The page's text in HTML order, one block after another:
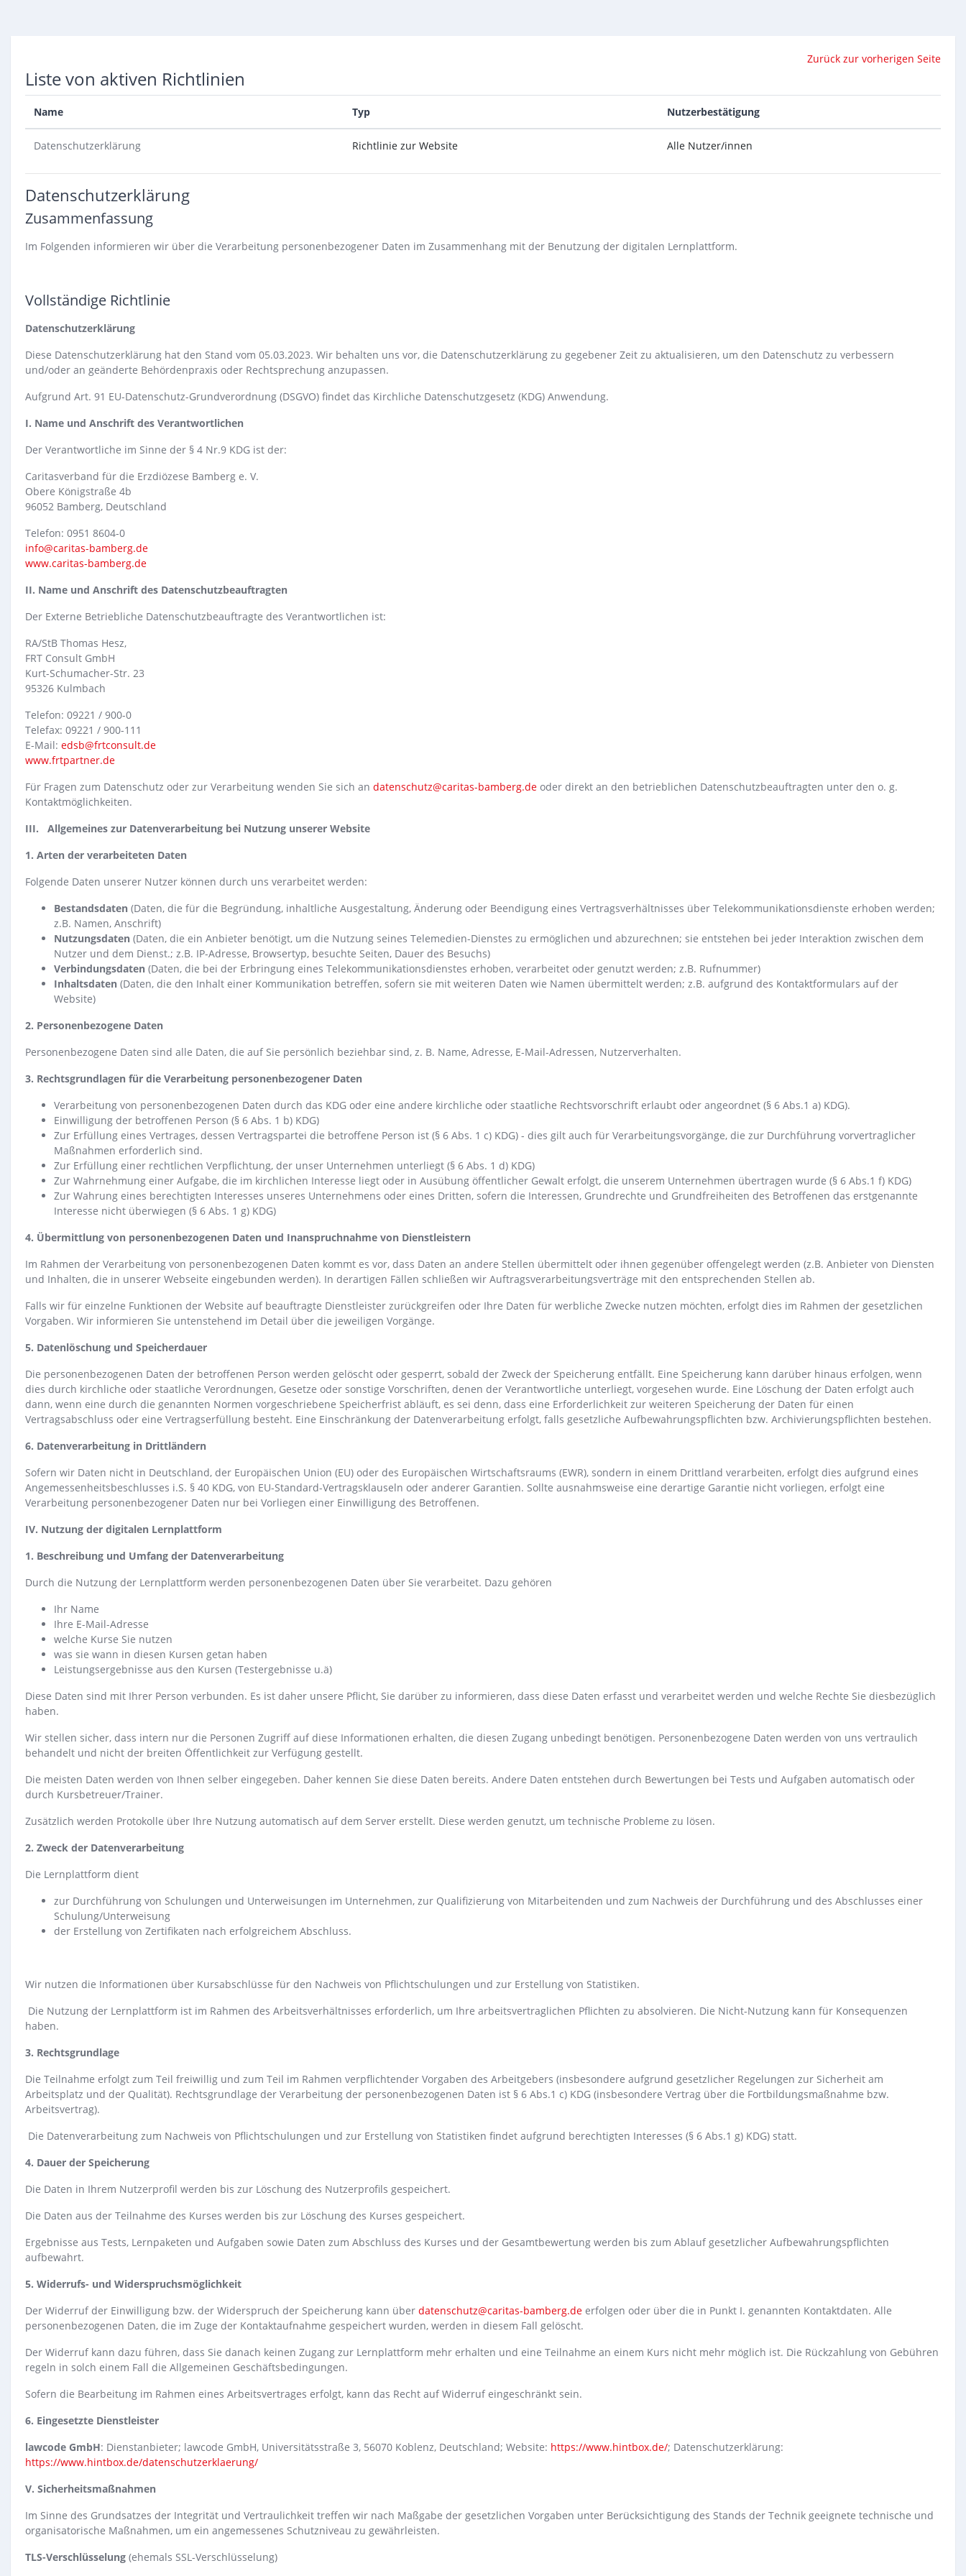
Zurück zur vorherigen Seite
Liste von aktiven Richtlinien
Name Typ Nutzerbestätigung
Datenschutzerklärung Richtlinie zur Website Alle Nutzer/innen
Datenschutzerklärung
Zusammenfassung
Im Folgenden informieren wir über die Verarbeitung personenbezogener Daten im Zusammenhang mit der Benutzung der digitalen Lernplattform.
Vollständige Richtlinie
Datenschutzerklärung
Diese Datenschutzerklärung hat den Stand vom 05.03.2023. Wir behalten uns vor, die Datenschutzerklärung zu gegebener Zeit zu aktualisieren, um den Datenschutz zu verbessern
und/oder an geänderte Behördenpraxis oder Rechtsprechung anzupassen.
Aufgrund Art. 91 EU-Datenschutz-Grundverordnung (DSGVO) findet das Kirchliche Datenschutzgesetz (KDG) Anwendung.
I. Name und Anschrift des Verantwortlichen
Der Verantwortliche im Sinne der § 4 Nr.9 KDG ist der:
Caritasverband für die Erzdiözese Bamberg e. V.
Obere Königstraße 4b
96052 Bamberg, Deutschland
Telefon: 0951 8604-0
info@caritas-bamberg.de
www.caritas-bamberg.de
II. Name und Anschrift des Datenschutzbeauftragten
Der Externe Betriebliche Datenschutzbeauftragte des Verantwortlichen ist:
RA/StB Thomas Hesz,
FRT Consult GmbH
Kurt-Schumacher-Str. 23
95326 Kulmbach
Telefon: 09221 / 900-0
Telefax: 09221 / 900-111
E-Mail: edsb@frtconsult.de
www.frtpartner.de
Für Fragen zum Datenschutz oder zur Verarbeitung wenden Sie sich an datenschutz@caritas-bamberg.de oder direkt an den betrieblichen Datenschutzbeauftragten unter den o. g.
Kontaktmöglichkeiten.
III. Allgemeines zur Datenverarbeitung bei Nutzung unserer Website
1. Arten der verarbeiteten Daten
Folgende Daten unserer Nutzer können durch uns verarbeitet werden:
Bestandsdaten (Daten, die für die Begründung, inhaltliche Ausgestaltung, Änderung oder Beendigung eines Vertragsverhältnisses über Telekommunikationsdienste erhoben werden;
z.B. Namen, Anschrift)
Nutzungsdaten (Daten, die ein Anbieter benötigt, um die Nutzung seines Telemedien-Dienstes zu ermöglichen und abzurechnen; sie entstehen bei jeder Interaktion zwischen dem
Nutzer und dem Dienst.; z.B. IP-Adresse, Browsertyp, besuchte Seiten, Dauer des Besuchs)
Verbindungsdaten (Daten, die bei der Erbringung eines Telekommunikationsdienstes erhoben, verarbeitet oder genutzt werden; z.B. Rufnummer)
Inhaltsdaten (Daten, die den Inhalt einer Kommunikation betreffen, sofern sie mit weiteren Daten wie Namen übermittelt werden; z.B. aufgrund des Kontaktformulars auf der
Website)
2. Personenbezogene Daten
Personenbezogene Daten sind alle Daten, die auf Sie persönlich beziehbar sind, z. B. Name, Adresse, E-Mail-Adressen, Nutzerverhalten.
3. Rechtsgrundlagen für die Verarbeitung personenbezogener Daten
Verarbeitung von personenbezogenen Daten durch das KDG oder eine andere kirchliche oder staatliche Rechtsvorschrift erlaubt oder angeordnet (§ 6 Abs.1 a) KDG).
Einwilligung der betroffenen Person (§ 6 Abs. 1 b) KDG)
Zur Erfüllung eines Vertrages, dessen Vertragspartei die betroffene Person ist (§ 6 Abs. 1 c) KDG) - dies gilt auch für Verarbeitungsvorgänge, die zur Durchführung vorvertraglicher
Maßnahmen erforderlich sind.
Zur Erfüllung einer rechtlichen Verpflichtung, der unser Unternehmen unterliegt (§ 6 Abs. 1 d) KDG)
Zur Wahrnehmung einer Aufgabe, die im kirchlichen Interesse liegt oder in Ausübung öffentlicher Gewalt erfolgt, die unserem Unternehmen übertragen wurde (§ 6 Abs.1 f) KDG)
Zur Wahrung eines berechtigten Interesses unseres Unternehmens oder eines Dritten, sofern die Interessen, Grundrechte und Grundfreiheiten des Betroffenen das erstgenannte
Interesse nicht überwiegen (§ 6 Abs. 1 g) KDG)
4. Übermittlung von personenbezogenen Daten und Inanspruchnahme von Dienstleistern
Im Rahmen der Verarbeitung von personenbezogenen Daten kommt es vor, dass Daten an andere Stellen übermittelt oder ihnen gegenüber offengelegt werden (z.B. Anbieter von Diensten
und Inhalten, die in unserer Webseite eingebunden werden). In derartigen Fällen schließen wir Auftragsverarbeitungsverträge mit den entsprechenden Stellen ab.
Falls wir für einzelne Funktionen der Website auf beauftragte Dienstleister zurückgreifen oder Ihre Daten für werbliche Zwecke nutzen möchten, erfolgt dies im Rahmen der gesetzlichen
Vorgaben. Wir informieren Sie untenstehend im Detail über die jeweiligen Vorgänge.
5. Datenlöschung und Speicherdauer
Die personenbezogenen Daten der betroffenen Person werden gelöscht oder gesperrt, sobald der Zweck der Speicherung entfällt. Eine Speicherung kann darüber hinaus erfolgen, wenn
dies durch kirchliche oder staatliche Verordnungen, Gesetze oder sonstige Vorschriften, denen der Verantwortliche unterliegt, vorgesehen wurde. Eine Löschung der Daten erfolgt auch
dann, wenn eine durch die genannten Normen vorgeschriebene Speicherfrist abläuft, es sei denn, dass eine Erforderlichkeit zur weiteren Speicherung der Daten für einen
Vertragsabschluss oder eine Vertragserfüllung besteht. Eine Einschränkung der Datenverarbeitung erfolgt, falls gesetzliche Aufbewahrungspflichten bzw. Archivierungspflichten bestehen.
6. Datenverarbeitung in Drittländern
Sofern wir Daten nicht in Deutschland, der Europäischen Union (EU) oder des Europäischen Wirtschaftsraums (EWR), sondern in einem Drittland verarbeiten, erfolgt dies aufgrund eines
Angemessenheitsbeschlusses i.S. § 40 KDG, von EU-Standard-Vertragsklauseln oder anderer Garantien. Sollte ausnahmsweise eine derartige Garantie nicht vorliegen, erfolgt eine
Verarbeitung personenbezogener Daten nur bei Vorliegen einer Einwilligung des Betroffenen.
IV. Nutzung der digitalen Lernplattform
1. Beschreibung und Umfang der Datenverarbeitung
Durch die Nutzung der Lernplattform werden personenbezogenen Daten über Sie verarbeitet. Dazu gehören
Ihr Name
Ihre E-Mail-Adresse
welche Kurse Sie nutzen
was sie wann in diesen Kursen getan haben
Leistungsergebnisse aus den Kursen (Testergebnisse u.ä)
Diese Daten sind mit Ihrer Person verbunden. Es ist daher unsere Pflicht, Sie darüber zu informieren, dass diese Daten erfasst und verarbeitet werden und welche Rechte Sie diesbezüglich
haben.
Wir stellen sicher, dass intern nur die Personen Zugriff auf diese Informationen erhalten, die diesen Zugang unbedingt benötigen. Personenbezogene Daten werden von uns vertraulich
behandelt und nicht der breiten Öffentlichkeit zur Verfügung gestellt.
Die meisten Daten werden von Ihnen selber eingegeben. Daher kennen Sie diese Daten bereits. Andere Daten entstehen durch Bewertungen bei Tests und Aufgaben automatisch oder
durch Kursbetreuer/Trainer.
Zusätzlich werden Protokolle über Ihre Nutzung automatisch auf dem Server erstellt. Diese werden genutzt, um technische Probleme zu lösen.
2. Zweck der Datenverarbeitung
Die Lernplattform dient
zur Durchführung von Schulungen und Unterweisungen im Unternehmen, zur Qualifizierung von Mitarbeitenden und zum Nachweis der Durchführung und des Abschlusses einer
Schulung/Unterweisung
der Erstellung von Zertifikaten nach erfolgreichem Abschluss.
Wir nutzen die Informationen über Kursabschlüsse für den Nachweis von Pflichtschulungen und zur Erstellung von Statistiken.
Die Nutzung der Lernplattform ist im Rahmen des Arbeitsverhältnisses erforderlich, um Ihre arbeitsvertraglichen Pflichten zu absolvieren. Die Nicht-Nutzung kann für Konsequenzen
haben.
3. Rechtsgrundlage
Die Teilnahme erfolgt zum Teil freiwillig und zum Teil im Rahmen verpflichtender Vorgaben des Arbeitgebers (insbesondere aufgrund gesetzlicher Regelungen zur Sicherheit am
Arbeitsplatz und der Qualität). Rechtsgrundlage der Verarbeitung der personenbezogenen Daten ist § 6 Abs.1 c) KDG (insbesondere Vertrag über die Fortbildungsmaßnahme bzw.
Arbeitsvertrag).
Die Datenverarbeitung zum Nachweis von Pflichtschulungen und zur Erstellung von Statistiken findet aufgrund berechtigten Interesses (§ 6 Abs.1 g) KDG) statt.
4. Dauer der Speicherung
Die Daten in Ihrem Nutzerprofil werden bis zur Löschung des Nutzerprofils gespeichert.
Die Daten aus der Teilnahme des Kurses werden bis zur Löschung des Kurses gespeichert.
Ergebnisse aus Tests, Lernpaketen und Aufgaben sowie Daten zum Abschluss des Kurses und der Gesamtbewertung werden bis zum Ablauf gesetzlicher Aufbewahrungspflichten
aufbewahrt.
5. Widerrufs- und Widerspruchsmöglichkeit
Der Widerruf der Einwilligung bzw. der Widerspruch der Speicherung kann über datenschutz@caritas-bamberg.de erfolgen oder über die in Punkt I. genannten Kontaktdaten. Alle
personenbezogenen Daten, die im Zuge der Kontaktaufnahme gespeichert wurden, werden in diesem Fall gelöscht.
Der Widerruf kann dazu führen, dass Sie danach keinen Zugang zur Lernplattform mehr erhalten und eine Teilnahme an einem Kurs nicht mehr möglich ist. Die Rückzahlung von Gebühren
regeln in solch einem Fall die Allgemeinen Geschäftsbedingungen.
Sofern die Bearbeitung im Rahmen eines Arbeitsvertrages erfolgt, kann das Recht auf Widerruf eingeschränkt sein.
6. Eingesetzte Dienstleister
lawcode GmbH: Dienstanbieter; lawcode GmbH, Universitätsstraße 3, 56070 Koblenz, Deutschland; Website: https://www.hintbox.de/; Datenschutzerklärung:
https://www.hintbox.de/datenschutzerklaerung/
V. Sicherheitsmaßnahmen
Im Sinne des Grundsatzes der Integrität und Vertraulichkeit treffen wir nach Maßgabe der gesetzlichen Vorgaben unter Berücksichtigung des Stands der Technik geeignete technische und
organisatorische Maßnahmen, um ein angemessenes Schutzniveau zu gewährleisten.
TLS-Verschlüsselung (ehemals SSL-Verschlüsselung)